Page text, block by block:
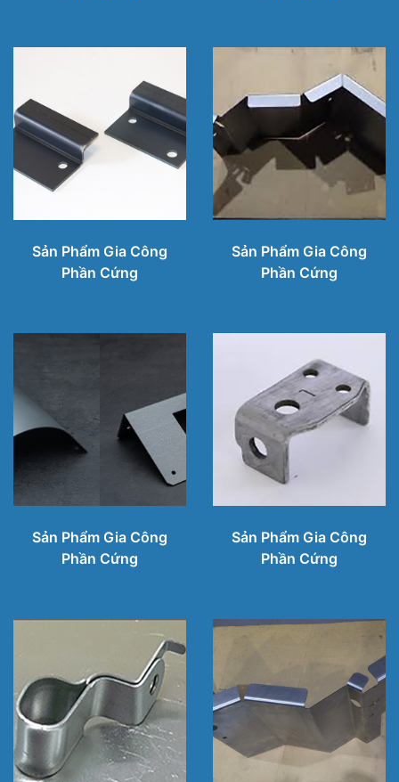
Sản Phẩm Gia Công
Phần Cứng
Sản Phẩm Gia Công
Phần Cứng
Sản Phẩm Gia Công
Phần Cứng
Sản Phẩm Gia Công
Phần Cứng